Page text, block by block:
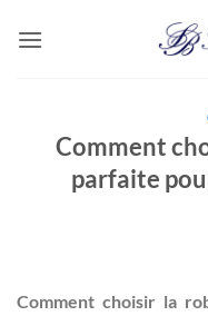
Comment
parfaite
Comment choisir la